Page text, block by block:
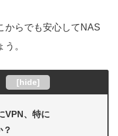
からでも安心してNAS
。
[hide]
VPN、特に